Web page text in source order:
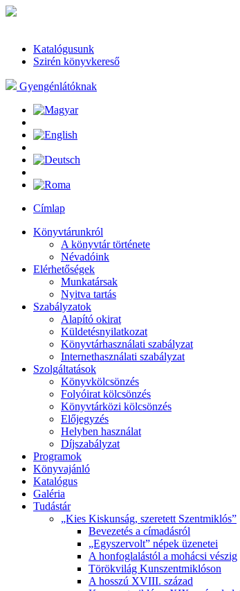
Katalógusunk
Szirén könyvkereső
Gyengénlátóknak
Címlap
Könyvtárunkról
A könyvtár története
Névadóink
Elérhetőségek
Munkatársak
Nyitva tartás
Szabályzatok
Alapító okirat
Küldetésnyilatkozat
Könyvtárhasználati szabályzat
Internethasználati szabályzat
Szolgáltatások
Könyvkölcsönzés
Folyóirat kölcsönzés
Könyvtárközi kölcsönzés
Előjegyzés
Helyben használat
Díjszabályzat
Programok
Könyvajánló
Katalógus
Galéria
Tudástár
„Kies Kiskunság, szeretett Szentmiklós”
Bevezetés a címadásról
„Egyszervolt” népek üzenetei
A honfoglalástól a mohácsi vészig
Törökvilág Kunszentmiklóson
A hosszú XVIII. század